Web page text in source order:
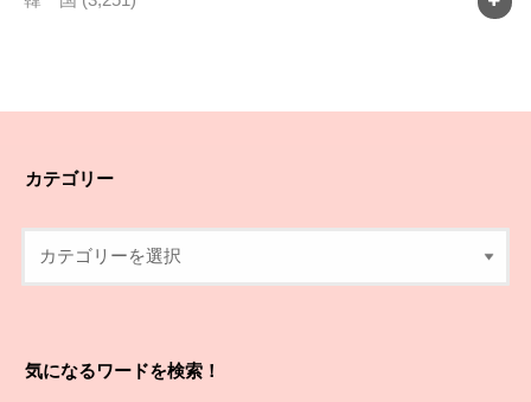
カテゴリー
気になるワードを検索！